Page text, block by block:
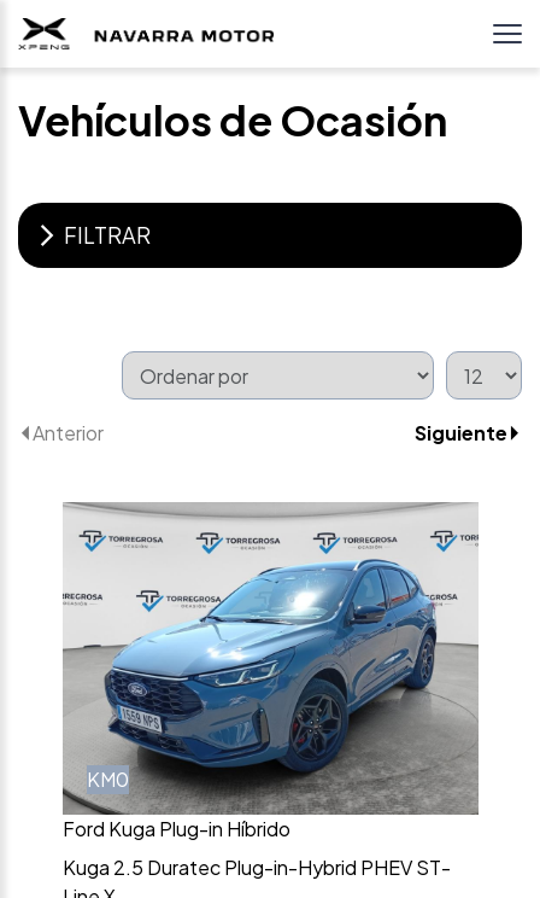
Vehículos de Ocasión
FILTRAR
Anterior Siguiente
KM0
Ford Kuga Plug-in Híbrido
Kuga 2.5 Duratec Plug-in-Hybrid PHEV ST-